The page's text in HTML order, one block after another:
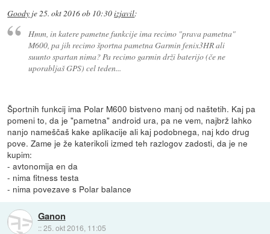
Goody je25. okt 2016 ob 10:30izjavil:
Hmm, in katere pametne funkcije ima recimo "prava pametna"
M600, pa jih recimo športna pametna Garmin fenix3HR ali
suunto spartan nima? Pa recimo garmin drži baterijo (če ne
uporabljaš GPS) cel teden...
Športnih funkcij ima Polar M600 bistveno manj od naštetih. Kaj pa
pomeni to, da je "pametna" android ura, pa ne vem, najbrž lahko
nanjo nameščaš kake aplikacije ali kaj podobnega, naj kdo drug
pove. Zame je že katerikoli izmed teh razlogov zadosti, da je ne
kupim:
- avtonomija en da
- nima fitness testa
- nima povezave s Polar balance
Ganon
::25. okt 2016, 11:05